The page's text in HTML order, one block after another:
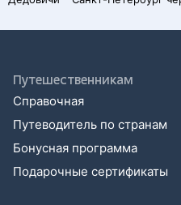
Путешественникам
Справочная
Путеводитель по странам
Бонусная программа
Подарочные сертификаты